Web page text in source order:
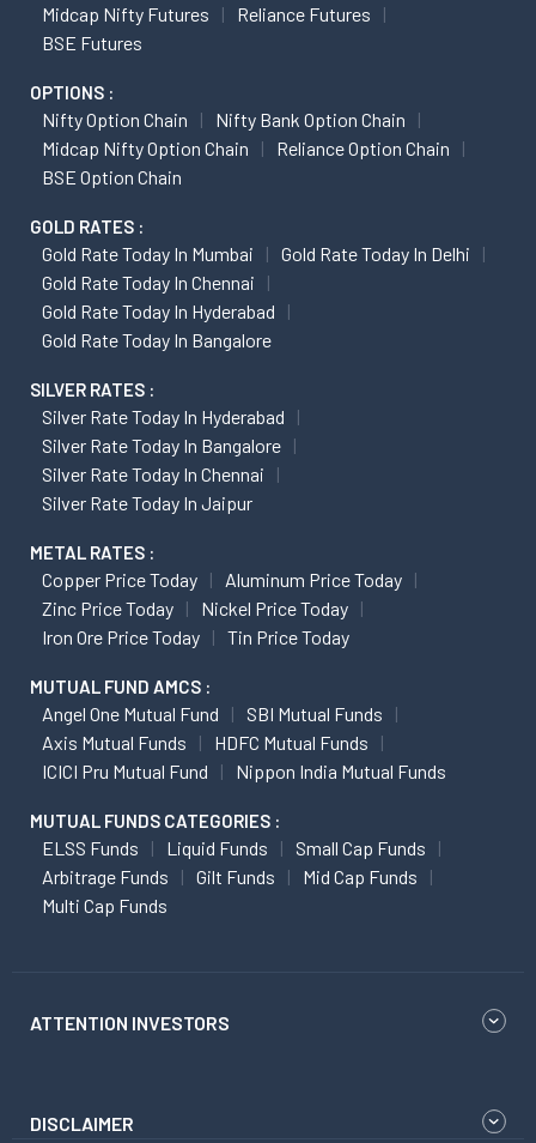
Midcap Nifty Futures
Reliance Futures
BSE Futures
OPTIONS :
Nifty Option Chain
Nifty Bank Option Chain
Midcap Nifty Option Chain
Reliance Option Chain
BSE Option Chain
GOLD RATES :
Gold Rate Today In Mumbai
Gold Rate Today In Delhi
Gold Rate Today In Chennai
Gold Rate Today In Hyderabad
Gold Rate Today In Bangalore
SILVER RATES :
Silver Rate Today In Hyderabad
Silver Rate Today In Bangalore
Silver Rate Today In Chennai
Silver Rate Today In Jaipur
METAL RATES :
Copper Price Today
Aluminum Price Today
Zinc Price Today
Nickel Price Today
Iron Ore Price Today
Tin Price Today
MUTUAL FUND AMCS :
Angel One Mutual Fund
SBI Mutual Funds
Axis Mutual Funds
HDFC Mutual Funds
ICICI Pru Mutual Fund
Nippon India Mutual Funds
MUTUAL FUNDS CATEGORIES :
ELSS Funds Liquid Funds
Small Cap Funds
Arbitrage Funds
Gilt Funds
Mid Cap Funds
Multi Cap Funds
ATTENTION INVESTORS
DISCLAIMER